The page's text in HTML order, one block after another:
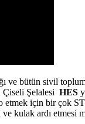
bütün sivil
Çiseli Şelalesi HES
için bir çok
kulak ardı etmesi